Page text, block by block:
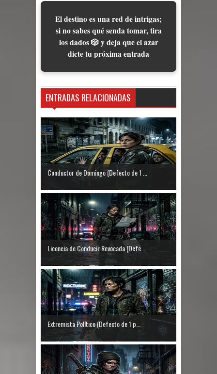
El destino es una red de intrigas;
si no sabes qué senda tomar, tira
los dados 🎲 y deja que el azar
dicte tu próxima entrada
ENTRADAS RELACIONADAS
Conductor de Domingo (Defecto de 1 ...
Licencia de Conducir Revocada (Defe...
Extremista Político (Defecto de 1 p...